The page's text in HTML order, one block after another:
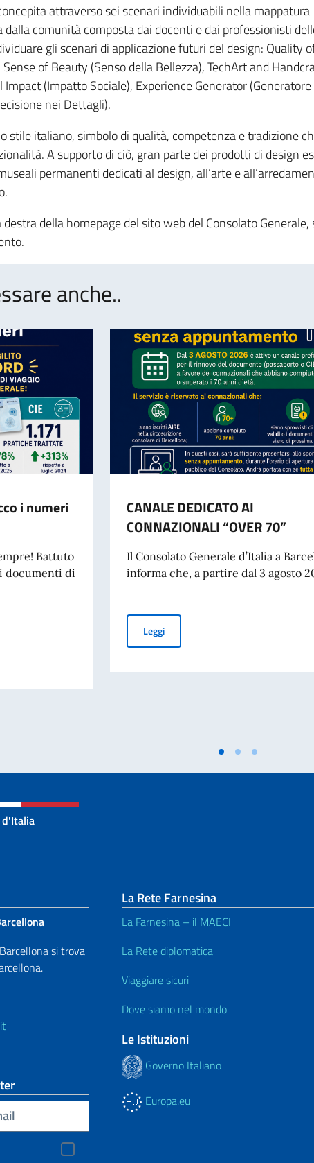
attraverso sei scenari individuabili nella mappatura
comunità composta dai docenti e dai professionisti
gli scenari di applicazione futuri del design: Quality
of Beauty (Senso della Bellezza), TechArt and
(Impatto Sociale), Experience Generator (Generatore
nei Dettagli).
stile italiano, simbolo di qualità, competenza e tradizione
A supporto di ciò, gran parte dei prodotti di design
permanenti dedicati al design, all’arte e
della homepage del sito web del Consolato Generale,
anche..
i numeri
Battuto
documenti di
numeri (23)
CANALE DEDICATO AI
CONNAZIONALI “OVER 70”
Il Consolato Generale d’Italia a
informa che, a partire dal 3 agosto
LeggiCANALE DEDICATO AI
d'Italia
si trova
La Rete Farnesina
La Farnesina – il MAECI
La Rete diplomatica
Viaggiare sicuri
Dove siamo nel mondo
Le Istituzioni
Governo Italiano
Europa.eu